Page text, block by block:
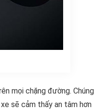
mọi chặng đường. Chúng
sẽ cảm thấy an tâm hơn